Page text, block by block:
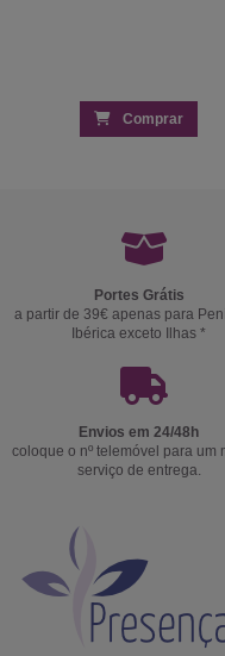
Comprar
Portes Grátis
a partir de 39€ apenas para
Ibérica exceto Ilhas *
Envios em 24/48h
coloque o nº telemóvel para um
serviço de entrega.